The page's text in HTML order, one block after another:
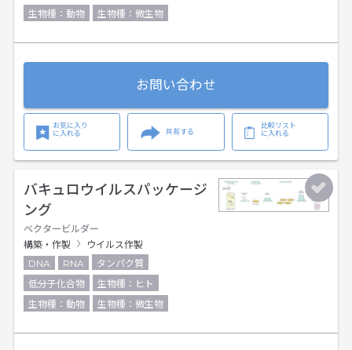
生物種：動物
生物種：微生物
お問い合わせ
お気に入り
に入れる
共有する
比較リスト
に入れる
バキュロウイルスパッケージ
ング
ベクタービルダー
構築・作製
ウイルス作製
DNA
RNA
タンパク質
低分子化合物
生物種：ヒト
生物種：動物
生物種：微生物